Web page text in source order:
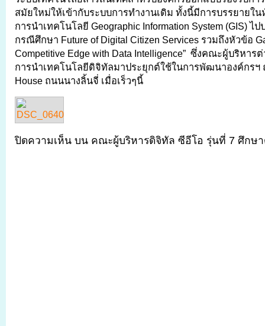
สมัยใหม่ให้เข้ากับระบบการทำงานเดิม ทั้งนี้มีการบรรยายใ
การนำเทคโนโลยี Geographic Information System (GIS) ไ
กรณีศึกษา Future of Digital Citizen Services รวมถึงหัวข้อ
Competitive Edge with Data Intelligence” ซึ่งคณะผู้บริหาร
การนำเทคโนโลยีดิจิทัลมาประยุกต์ใช้ในการพัฒนาองค์กรฯ
House ถนนนางลิ้นจี่ เมื่อเร็วๆนี้
ปิดความเห็น บน คณะผู้บริหารดิจิทัล ซีอีโอ รุ่นที่ 7 ศึกษา